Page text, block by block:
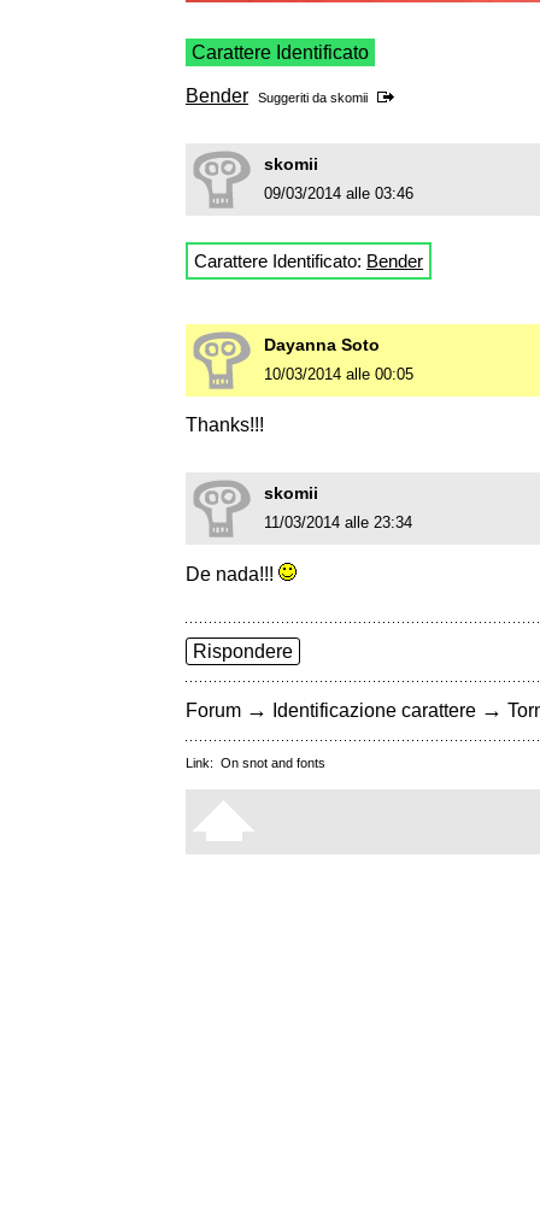
Carattere Identificato
Bender Suggeriti da skomii
skomii
09/03/2014 alle 03:46
Carattere Identificato: Bender
Dayanna Soto
10/03/2014 alle 00:05
Thanks!!!
skomii
11/03/2014 alle 23:34
De nada!!!
Rispondere
Forum → Identificazione carattere →
Link: On snot and fonts